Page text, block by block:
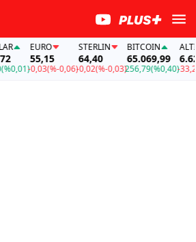
EURO
55,15
-0,03(%-0,06)
STERLIN
64,40
-0,02(%-0,03)
BITCOIN
65.069,99
256,79(%0,40)
ALTIN
-33,28